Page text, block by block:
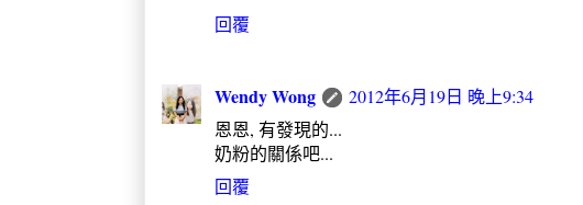
回覆
Wendy Wong
2012年6月19日 晚上9:34
恩恩, 有發現的...
奶粉的關係吧...
回覆